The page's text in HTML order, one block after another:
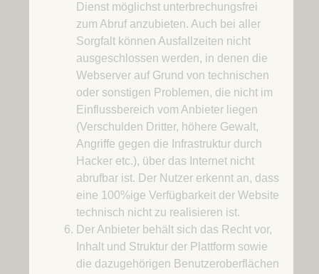
Dienst möglichst unterbrechungsfrei
zum Abruf anzubieten. Auch bei aller
Sorgfalt können Ausfallzeiten nicht
ausgeschlossen werden, in denen die
Webserver auf Grund von technischen
oder sonstigen Problemen, die nicht im
Einflussbereich vom Anbieter liegen
(Verschulden Dritter, höhere Gewalt,
Angriffe gegen die Infrastruktur durch
Hacker etc.), über das Internet nicht
abrufbar ist. Der Nutzer erkennt an, dass
eine 100%ige Verfügbarkeit der Website
technisch nicht zu realisieren ist.
Der Anbieter behält sich das Recht vor,
Inhalt und Struktur der Plattform sowie
die dazugehörigen Benutzeroberflächen